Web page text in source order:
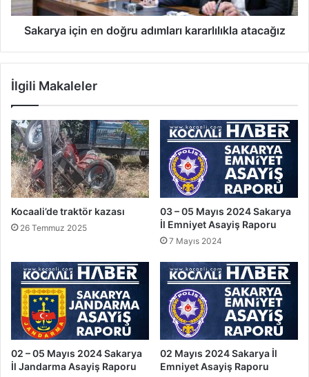
Sakarya için en doğru adımları kararlılıkla atacağız
İlgili Makaleler
Kocaali’de traktör kazası
26 Temmuz 2025
03 – 05 Mayıs 2024 Sakarya
İl Emniyet Asayiş Raporu
7 Mayıs 2024
02 – 05 Mayıs 2024 Sakarya
İl Jandarma Asayiş Raporu
02 Mayıs 2024 Sakarya İl
Emniyet Asayiş Raporu